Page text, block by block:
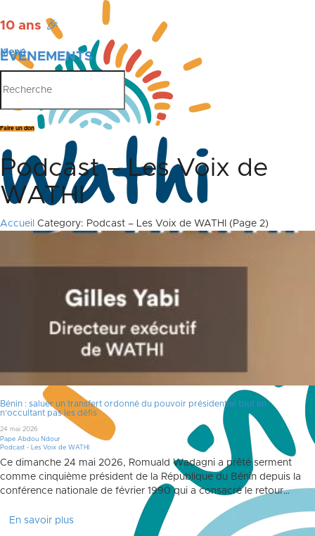
10 ans 🎉
ÉVÉNEMENTS
PUBLICATIONS
Menu
Faire un don
Podcast – Les Voix de
WATHI
Accueil Category: Podcast – Les Voix de WATHI (Page 2)
Bénin : saluer un transfert ordonné du pouvoir présidentiel tout en
n’occultant pas les défis
24 mai 2026
Pape Abdou Ndour
Podcast - Les Voix de WATHI
Ce dimanche 24 mai 2026, Romuald Wadagni a prêté serment
comme cinquième président de la République du Bénin depuis la
conférence nationale de février 1990 qui a consacré le retour…
En savoir plus